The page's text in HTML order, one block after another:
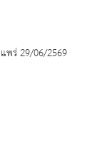
พร่ 29/06/2569